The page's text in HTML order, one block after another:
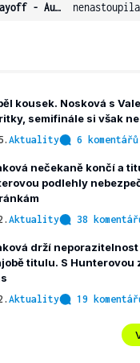
AO wildcard playoff - Austrálie nenastoupila
kousek. Nosková s
semifinále si však
Aktuality 6 komentářů
nečekaně končí a
podlehly
Aktuality 38
drží
titulu. S Hunterovou
Aktuality 19